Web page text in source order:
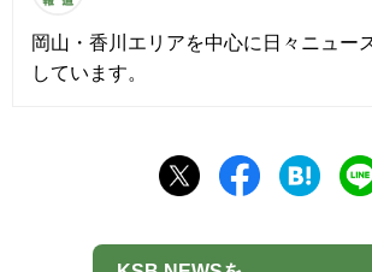
岡山・香川エリアを中心に日々ニュー
しています。